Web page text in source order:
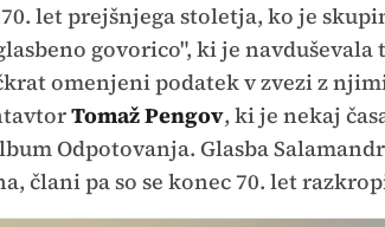
let prejšnjega stoletja, ko je
govorico", ki je
omenjeni podatek v zvezi z
Tomaž Pengov, ki je nekaj
Odpotovanja. Glasba
člani pa so se konec 70. let